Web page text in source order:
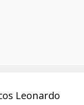
Leonardo